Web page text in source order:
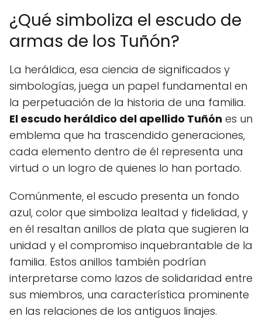
¿Qué simboliza el escudo de
armas de los Tuñón?
La heráldica, esa ciencia de significados y
simbologías, juega un papel fundamental en
la perpetuación de la historia de una familia.
El escudo heráldico del apellido Tuñón es un
emblema que ha trascendido generaciones,
cada elemento dentro de él representa una
virtud o un logro de quienes lo han portado.
Comúnmente, el escudo presenta un fondo
azul, color que simboliza lealtad y fidelidad, y
en él resaltan anillos de plata que sugieren la
unidad y el compromiso inquebrantable de la
familia. Estos anillos también podrían
interpretarse como lazos de solidaridad entre
sus miembros, una característica prominente
en las relaciones de los antiguos linajes.